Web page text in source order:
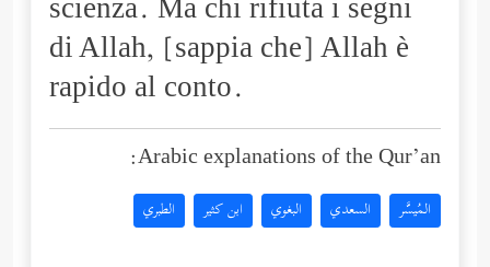
scienza. Ma chi rifiuta i segni
di Allah, [sappia che] Allah è
rapido al conto.
Arabic explanations of the Qur’an:
المُيسَّر السعدي البغوي ابن كثير الطبري